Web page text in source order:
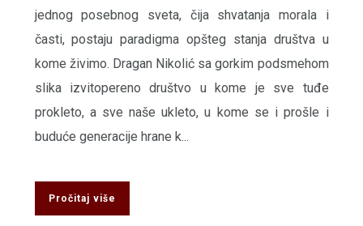
jednog posebnog sveta, čija shvatanja morala i
časti, postaju paradigma opšteg stanja društva u
kome živimo. Dragan Nikolić sa gorkim podsmehom
slika izvitopereno društvo u kome je sve tuđe
prokleto, a sve naše ukleto, u kome se i prošle i
buduće generacije hrane k...
Pročitaj više